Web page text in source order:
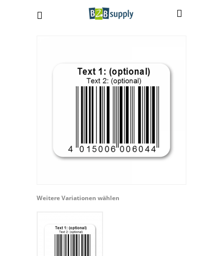
Weitere Variationen wählen